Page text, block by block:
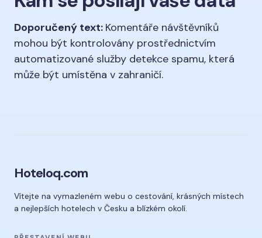
Doporučený text: Komentáře návštěvníků
mohou být kontrolovány prostřednictvím
automatizované služby detekce spamu, která
může být umístěna v zahraničí.
Hoteloq.com
Vítejte na vymazleném webu o cestování, krásných místech
a nejlepších hotelech v Česku a blízkém okolí.